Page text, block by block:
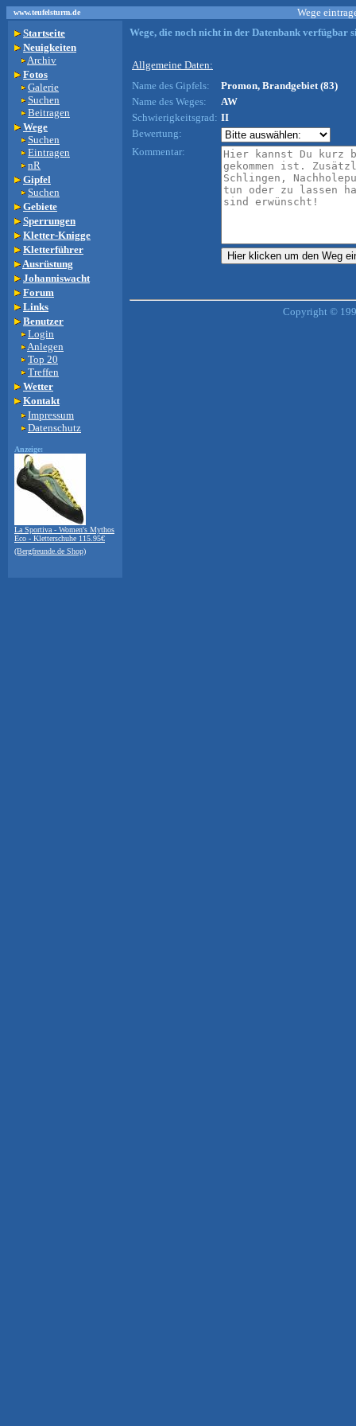
www.teufelsturm.de
Wege
Startseite
Neuigkeiten
Archiv
Fotos
Galerie
Suchen
Beitragen
Wege
Suchen
Eintragen
nR
Gipfel
Suchen
Gebiete
Sperrungen
Kletter-Knigge
Kletterführer
Ausrüstung
Johanniswacht
Forum
Links
Benutzer
Login
Anlegen
Top 20
Treffen
Wetter
Kontakt
Impressum
Datenschutz
Anzeige:
La Sportiva - Women's Mythos
Eco - Kletterschuhe 115.95€
(Bergfreunde.de Shop)
Wege, die noch nicht in der Datenbank verfügbar
Allgemeine Daten:
Name des Gipfels:
Promon, Brandgebiet (83)
Name des Weges:
AW
Schwierigkeitsgrad: II
Bewertung:
Kommentar:
Copyright ©